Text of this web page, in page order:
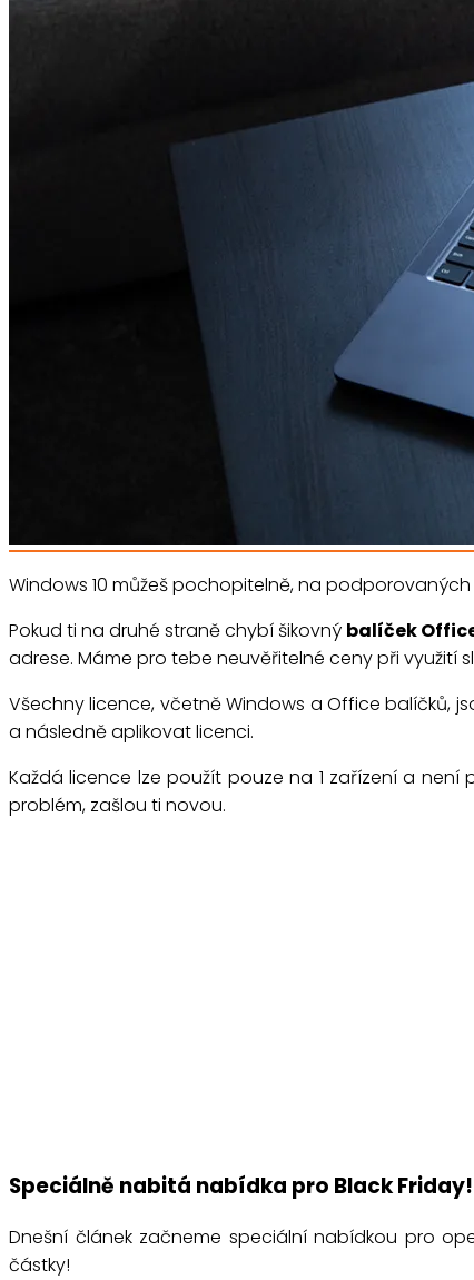
Windows 10 můžeš pochopitelně, na
Pokud ti na druhé straně chybí šikovný balíček
adrese. Máme pro tebe neuvěřitelné ceny při využití
Všechny licence, včetně Windows a Office balíčků,
a následně aplikovat licenci.
Každá licence lze použít pouze na 1 zařízení a
problém, zašlou ti novou.
Speciálně nabitá nabídka pro Black Friday!
Dnešní článek začneme speciální nabídkou pro
částky!